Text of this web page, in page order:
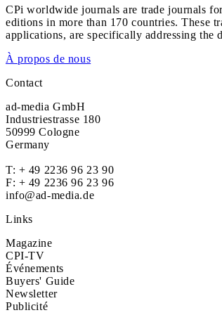
CPi worldwide journals are trade journals
editions in more than 170 countries. These
applications, are specifically addressing the
À propos de nous
Contact
ad-media GmbH
Industriestrasse 180
50999 Cologne
Germany
T: + 49 2236 96 23 90
F: + 49 2236 96 23 96
info@ad-media.de
Links
Magazine
CPI-TV
Événements
Buyers' Guide
Newsletter
Publicité